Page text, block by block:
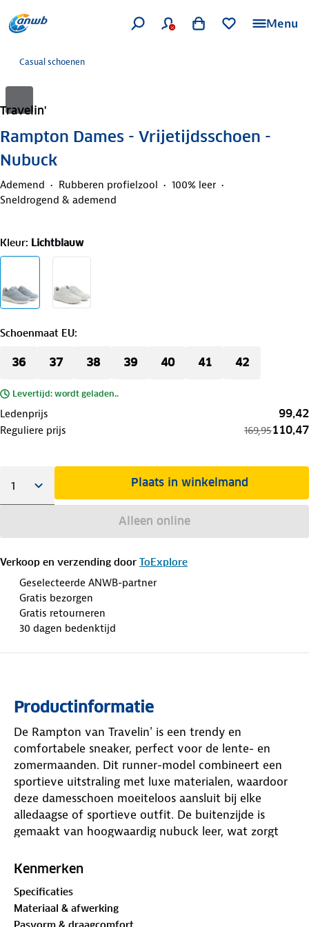
Menu
Casual schoenen
Travelin'
Rampton Dames - Vrijetijdsschoen -
Nubuck
Ademend Rubberen profielzool
100% leer
Sneldrogend & ademend
Kleur: Lichtblauw
Schoenmaat EU:
36 37 38 39 40 41 42
Levertijd: wordt geladen..
Ledenprijs 99,42
Reguliere prijs 169,95110,47
Plaats in winkelmand
Alleen online
Verkoop en verzending door ToExplore
Geselecteerde ANWB-partner
Gratis bezorgen
Gratis retourneren
30 dagen bedenktijd
Productinformatie
De Rampton van Travelin' is een trendy en
comfortabele sneaker, perfect voor de lente- en
zomermaanden. Dit runner-model combineert een
sportieve uitstraling met luxe materialen, waardoor
deze damesschoen moeiteloos aansluit bij elke
alledaagse of sportieve outfit. De buitenzijde is
gemaakt van hoogwaardig nubuck leer, wat zorgt
extra draagcomfort is deze wandel sneaker voorzien
tong. De ademende en sneldrogende mesh
binnenzijde houdt je voeten fris, zelfs op warme
Kenmerken
Specificaties
Materiaal & afwerking